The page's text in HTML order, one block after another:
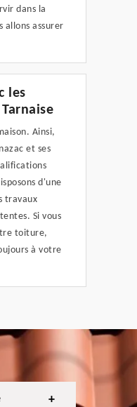
dans la
allons assurer
les
Ainsi,
et ses
d'une
travaux
Si vous
toiture,
à votre